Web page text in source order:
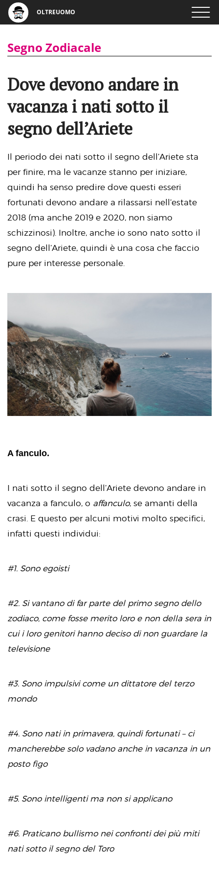
OLTREUOMO
Segno Zodiacale
Dove devono andare in
vacanza i nati sotto il
segno dell’Ariete
Il periodo dei nati sotto il segno dell’Ariete sta
per finire, ma le vacanze stanno per iniziare,
quindi ha senso predire dove questi esseri
fortunati devono andare a rilassarsi nell’estate
2018 (ma anche 2019 e 2020, non siamo
schizzinosi). Inoltre, anche io sono nato sotto il
segno dell’Ariete, quindi è una cosa che faccio
pure per interesse personale.
A fanculo.
I nati sotto il segno dell’Ariete devono andare in
vacanza a fanculo, o affanculo, se amanti della
crasi. E questo per alcuni motivi molto specifici,
infatti questi individui:
#1. Sono egoisti
#2. Si vantano di far parte del primo segno dello
zodiaco, come fosse merito loro e non della sera in
cui i loro genitori hanno deciso di non guardare la
televisione
#3. Sono impulsivi come un dittatore del terzo
mondo
#4. Sono nati in primavera, quindi fortunati – ci
mancherebbe solo vadano anche in vacanza in un
posto figo
#5. Sono intelligenti ma non si applicano
#6. Praticano bullismo nei confronti dei più miti
nati sotto il segno del Toro